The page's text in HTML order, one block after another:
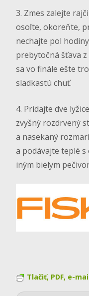
3. Zmes zalejte
osoľte, okoreňte,
nechajte pol
prebytočná šťava
sa vo finále ešte
sladkastú chuť.
4. Pridajte dve
zvyšný rozdrvený
a nasekaný
a podávajte teplé
iným bielym
Tlačiť, PDF, e-